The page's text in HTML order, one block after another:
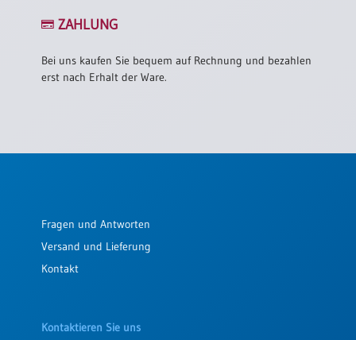
ZAHLUNG
Bei uns kaufen Sie bequem auf Rechnung und bezahlen
erst nach Erhalt der Ware.
Fragen und Antworten
Versand und Lieferung
Kontakt
Kontaktieren Sie uns